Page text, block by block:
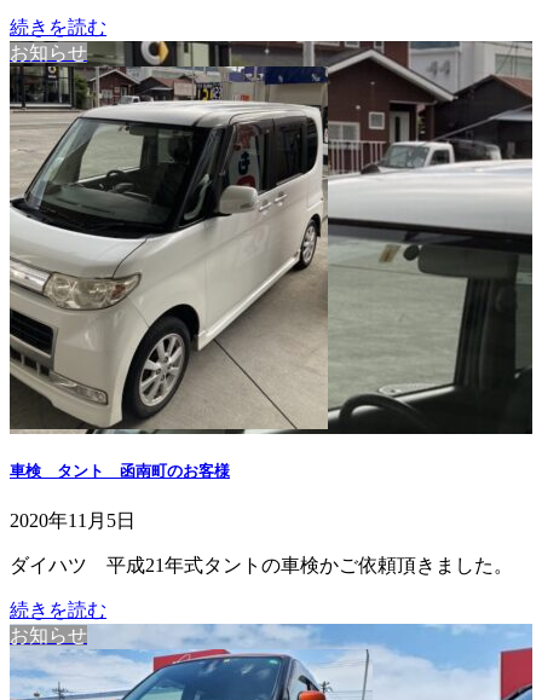
続きを読む
お知らせ
車検 タント 函南町のお客様
2020年11月5日
ダイハツ 平成21年式タントの車検かご依頼頂きました。
続きを読む
お知らせ